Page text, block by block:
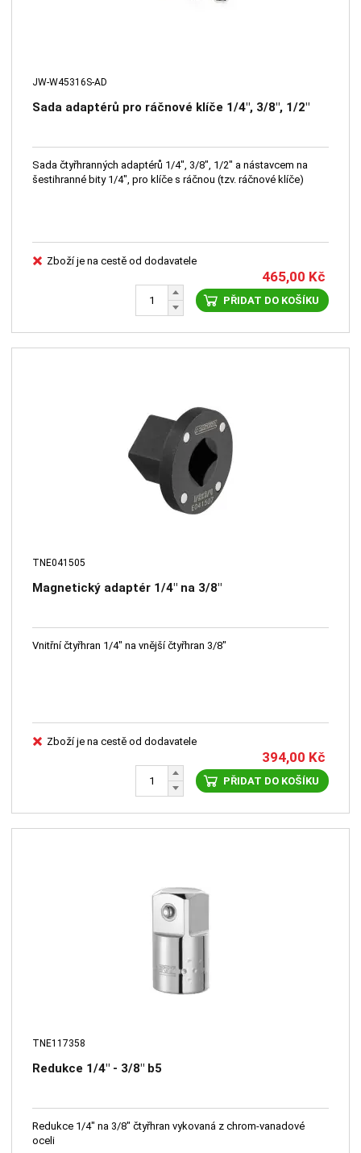
JW-W45316S-AD
Sada adaptérů pro ráčnové klíče 1/4", 3/8", 1/2"
Sada čtyřhranných adaptérů 1/4", 3/8", 1/2" a nástavcem na
šestihranné bity 1/4", pro klíče s ráčnou (tzv. ráčnové klíče)
Zboží je na cestě od dodavatele
465,00 Kč
PŘIDAT DO KOŠÍKU
TNE041505
Magnetický adaptér 1/4" na 3/8"
Vnitřní čtyřhran 1/4" na vnější čtyřhran 3/8"
Zboží je na cestě od dodavatele
394,00 Kč
PŘIDAT DO KOŠÍKU
TNE117358
Redukce 1/4" - 3/8" b5
Redukce 1/4" na 3/8" čtyřhran vykovaná z chrom-vanadové
oceli